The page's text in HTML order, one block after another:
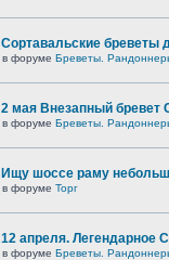
Сортавальские бреветы
в форуме Бреветы.
2 мая Внезапный бревет
в форуме Бреветы.
Ищу шоссе раму
в форуме Торг
12 апреля. Легендарное
в форуме Бреветы.